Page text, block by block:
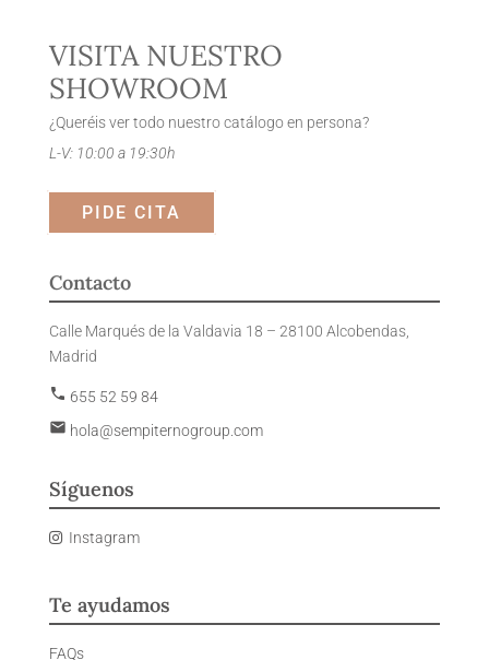
VISITA NUESTRO
SHOWROOM
¿Queréis ver todo nuestro catálogo en persona?
L-V: 10:00 a 19:30h
PIDE CITA
Contacto
Calle Marqués de la Valdavia 18 – 28100 Alcobendas,
Madrid
phone 655 52 59 84
email hola@sempiternogroup.com
Síguenos
Instagram
Te ayudamos
FAQs